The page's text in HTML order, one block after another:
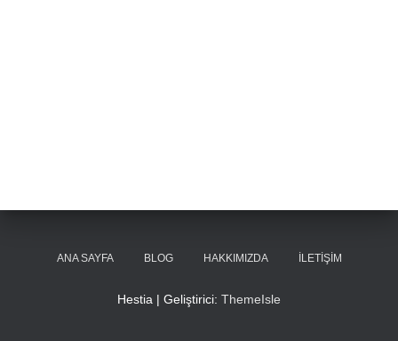
ANA SAYFA BLOG HAKKIMIZDA İLETIŞIM
Hestia | Geliştirici: ThemeIsle